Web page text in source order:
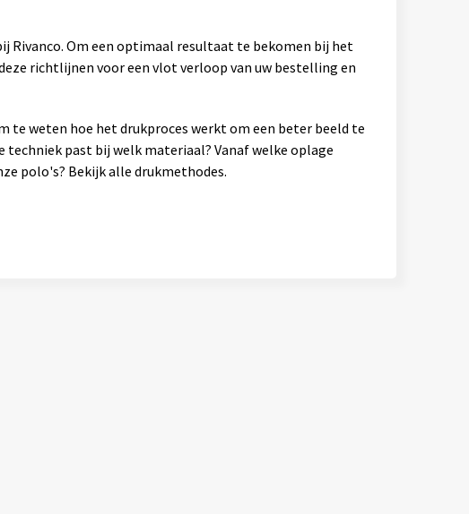
Rivanco. Om een optimaal resultaat te bekomen bij het
richtlijnen voor een vlot verloop van uw bestelling en
te weten hoe het drukproces werkt om een beter beeld te
past bij welk materiaal? Vanaf welke oplage
polo's? Bekijk alle drukmethodes.